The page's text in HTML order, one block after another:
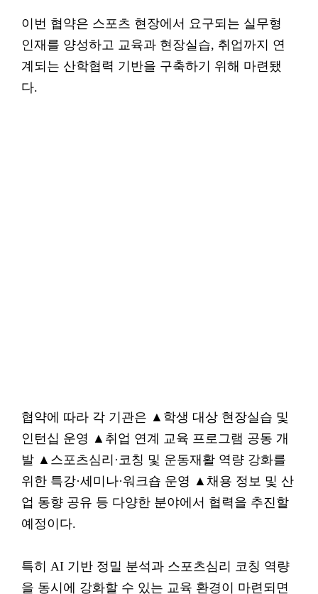
이번 협약은 스포츠 현장에서 요구되는 실무형
인재를 양성하고 교육과 현장실습, 취업까지 연
계되는 산학협력 기반을 구축하기 위해 마련됐
다.
협약에 따라 각 기관은 ▲학생 대상 현장실습 및
인턴십 운영 ▲취업 연계 교육 프로그램 공동 개
발 ▲스포츠심리·코칭 및 운동재활 역량 강화를
위한 특강·세미나·워크숍 운영 ▲채용 정보 및 산
업 동향 공유 등 다양한 분야에서 협력을 추진할
예정이다.
특히 AI 기반 정밀 분석과 스포츠심리 코칭 역량
을 동시에 강화할 수 있는 교육 환경이 마련되면